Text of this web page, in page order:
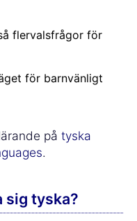
flervalsfrågor för
för barnvänligt
på tyska
.
sig tyska?